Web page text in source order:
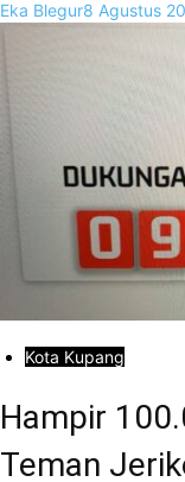
Eka Blegur8 Agustus
Kota Kupang
Hampir
Teman